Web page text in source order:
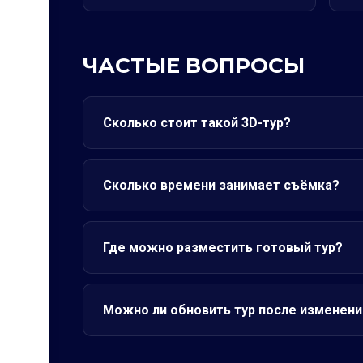
ЧАСТЫЕ ВОПРОСЫ
Сколько стоит такой 3D-тур?
Сколько времени занимает съёмка?
Где можно разместить готовый тур?
Можно ли обновить тур после